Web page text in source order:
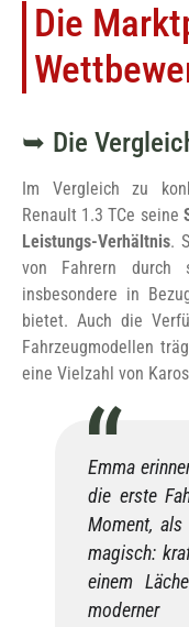
Die
Die
Im Vergleich zu
Renault 1.3 TCe seine
Leistungs-Verhältnis.
von Fahrern durch
insbesondere in
bietet. Auch die
Fahrzeugmodellen
eine Vielzahl von
Emma
die erste
Moment,
magisch:
einem